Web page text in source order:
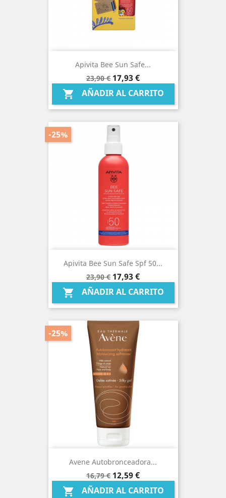
Apivita Bee Sun Safe...
Precio
base
23,90 € Precio
17,93 €
 AÑADIR AL CARRITO
Apivita Bee Sun Safe Spf 50...
Precio
base
23,90 €
-25%
Precio
17,93 €
 AÑADIR AL CARRITO
Avene Autobronceadora...
Precio
base
16,79 €
-25%
Precio
12,59 €
 AÑADIR AL CARRITO